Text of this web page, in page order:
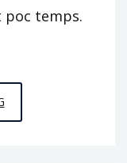
poc temps.
LES
INCERTES